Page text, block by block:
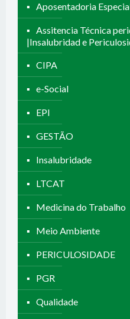
Aposentadoria
Assitencia Técnica
|Insalubridad e
CIPA
e-Social
EPI
GESTÃO
Insalubridade
LTCAT
Medicina do Trabalho
Meio Ambiente
PERICULOSIDADE
PGR
Qualidade